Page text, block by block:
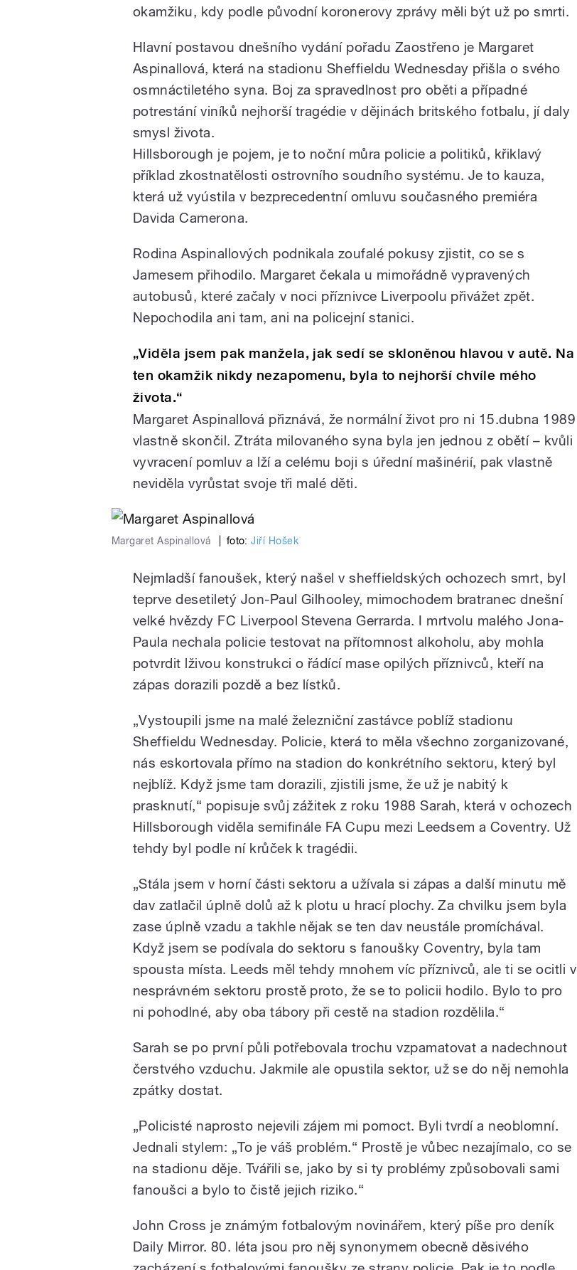
okamžiku, kdy podle původní koronerovy zprávy měli být už po smrti.
Hlavní postavou dnešního vydání pořadu Zaostřeno je Margaret
Aspinallová, která na stadionu Sheffieldu Wednesday přišla o svého
osmnáctiletého syna. Boj za spravedlnost pro oběti a případné
potrestání viníků nejhorší tragédie v dějinách britského fotbalu, jí daly
smysl života.
Hillsborough je pojem, je to noční můra policie a politiků, křiklavý
příklad zkostnatělosti ostrovního soudního systému. Je to kauza,
která už vyústila v bezprecedentní omluvu současného premiéra
Davida Camerona.
Rodina Aspinallových podnikala zoufalé pokusy zjistit, co se s
Jamesem přihodilo. Margaret čekala u mimořádně vypravených
autobusů, které začaly v noci příznivce Liverpoolu přivážet zpět.
Nepochodila ani tam, ani na policejní stanici.
„Viděla jsem pak manžela, jak sedí se skloněnou hlavou v autě. Na
ten okamžik nikdy nezapomenu, byla to nejhorší chvíle mého
života.“
Margaret Aspinallová přiznává, že normální život pro ni 15.dubna 1989
vlastně skončil. Ztráta milovaného syna byla jen jednou z obětí – kvůli
vyvracení pomluv a lží a celému boji s úřední mašinérií, pak vlastně
neviděla vyrůstat svoje tři malé děti.
Margaret Aspinallová foto:Jiří Hošek
Nejmladší fanoušek, který našel v sheffieldských ochozech smrt, byl
teprve desetiletý Jon-Paul Gilhooley, mimochodem bratranec dnešní
velké hvězdy FC Liverpool Stevena Gerrarda. I mrtvolu malého Jona-
Paula nechala policie testovat na přítomnost alkoholu, aby mohla
potvrdit lživou konstrukci o řádící mase opilých příznivců, kteří na
zápas dorazili pozdě a bez lístků.
„Vystoupili jsme na malé železniční zastávce poblíž stadionu
Sheffieldu Wednesday. Policie, která to měla všechno zorganizované,
nás eskortovala přímo na stadion do konkrétního sektoru, který byl
nejblíž. Když jsme tam dorazili, zjistili jsme, že už je nabitý k
prasknutí,“ popisuje svůj zážitek z roku 1988 Sarah, která v ochozech
Hillsborough viděla semifinále FA Cupu mezi Leedsem a Coventry. Už
tehdy byl podle ní krůček k tragédii.
„Stála jsem v horní části sektoru a užívala si zápas a další minutu mě
dav zatlačil úplně dolů až k plotu u hrací plochy. Za chvilku jsem byla
zase úplně vzadu a takhle nějak se ten dav neustále promíchával.
Když jsem se podívala do sektoru s fanoušky Coventry, byla tam
spousta místa. Leeds měl tehdy mnohem víc příznivců, ale ti se ocitli v
nesprávném sektoru prostě proto, že se to policii hodilo. Bylo to pro
ni pohodlné, aby oba tábory při cestě na stadion rozdělila.“
Sarah se po první půli potřebovala trochu vzpamatovat a nadechnout
čerstvého vzduchu. Jakmile ale opustila sektor, už se do něj nemohla
zpátky dostat.
„Policisté naprosto nejevili zájem mi pomoct. Byli tvrdí a neoblomní.
Jednali stylem: „To je váš problém.“ Prostě je vůbec nezajímalo, co se
na stadionu děje. Tvářili se, jako by si ty problémy způsobovali sami
fanoušci a bylo to čistě jejich riziko.“
John Cross je známým fotbalovým novinářem, který píše pro deník
Daily Mirror. 80. léta jsou pro něj synonymem obecně děsivého